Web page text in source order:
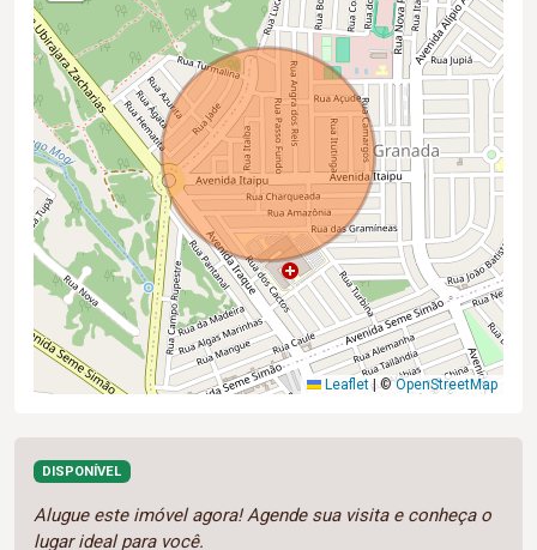
Leaflet |©OpenStreetMap
DISPONÍVEL
Alugue este imóvel agora! Agende sua visita e conheça o
lugar ideal para você.